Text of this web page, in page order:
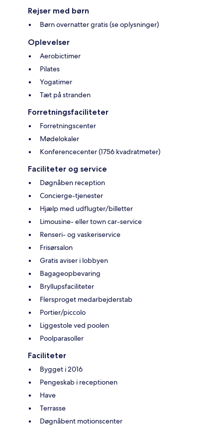
Rejser med børn
Børn overnatter gratis (se oplysninger)
Oplevelser
Aerobictimer
Pilates
Yogatimer
Tæt på stranden
Forretningsfaciliteter
Forretningscenter
Mødelokaler
Konferencecenter (1756 kvadratmeter)
Faciliteter og service
Døgnåben reception
Concierge-tjenester
Hjælp med udflugter/billetter
Limousine- eller town car-service
Renseri- og vaskeriservice
Frisørsalon
Gratis aviser i lobbyen
Bagageopbevaring
Bryllupsfaciliteter
Flersproget medarbejderstab
Portier/piccolo
Liggestole ved poolen
Poolparasoller
Faciliteter
Bygget i 2016
Pengeskab i receptionen
Have
Terrasse
Døgnåbent motionscenter